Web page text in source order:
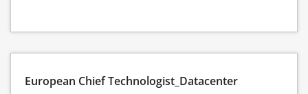
European Chief Technologist_Datacenter